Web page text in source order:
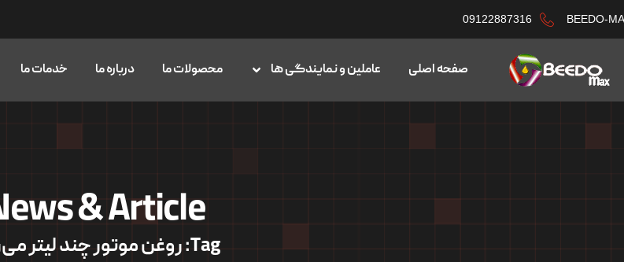
BEEDO-
09122887316
صفحه اصلی عاملین و نمایندگی ها محصولات ما درباره ما خدمات ما
& Article
Tag: روغن موتور چند لیتر می‌ریزد